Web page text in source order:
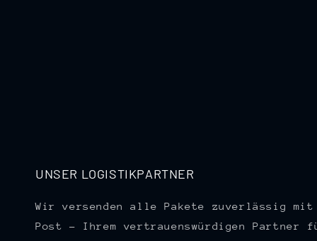
UNSER LOGISTIKPARTNER
Wir versenden alle Pakete zuverlässig mit
Post – Ihrem vertrauenswürdigen Partner